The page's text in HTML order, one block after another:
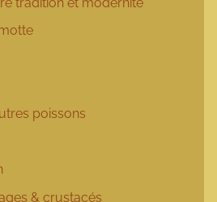
poissons
& crustacés